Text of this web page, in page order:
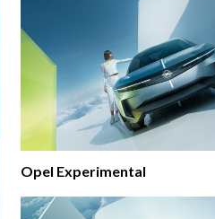
Opel Experimental